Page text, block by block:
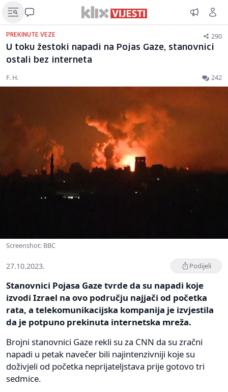
PREKINUTE VEZE 290
U toku žestoki napadi na Pojas Gaze, stanovnici
ostali bez interneta
F. H. 242
Screenshot: BBC
27.10.2023. Podijeli
Stanovnici Pojasa Gaze tvrde da su napadi koje
izvodi Izrael na ovo području najjači od početka
rata, a telekomunikacijska kompanija je izvjestila
da je potpuno prekinuta internetska mreža.
Brojni stanovnici Gaze rekli su za CNN da su zračni
napadi u petak navečer bili najintenzivniji koje su
doživjeli od početka neprijateljstava prije gotovo tri
sedmice.